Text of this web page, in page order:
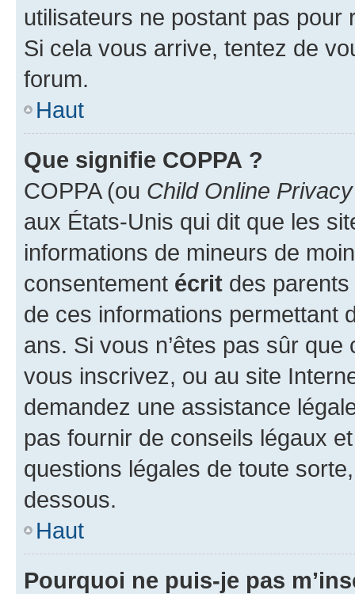
utilisateurs ne postant pas pour
Si cela vous arrive, tentez de
forum.
Haut
Que signifie COPPA ?
COPPA (ou Child Online
aux États-Unis qui dit que les
informations de mineurs de
consentement écrit des parents
de ces informations permettant
ans. Si vous n’êtes pas sûr
vous inscrivez, ou au site
demandez une assistance
pas fournir de conseils légaux
questions légales de toute
dessous.
Haut
Pourquoi ne puis-je pas